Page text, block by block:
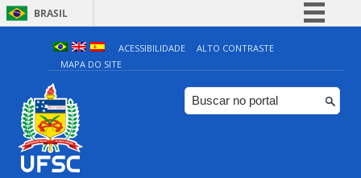
BRASIL
Simplifique!
Comunica BR
Participe
ACESSIBILIDADE
ALTO CONTRASTE
MAPA DO SITE